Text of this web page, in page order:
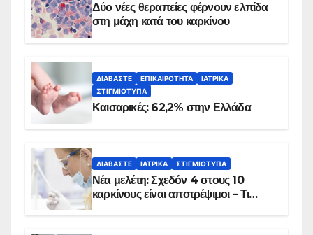
Δύο νέες θεραπείες φέρνουν ελπίδα
στη μάχη κατά του καρκίνου
ΔΙΑΒΆΣΤΕ ΕΠΙΚΑΙΡΌΤΗΤΑ
ΙΑΤΡΙΚΆ
ΣΤΙΓΜΙΌΤΥΠΑ
Καισαρικές: 62,2% στην Ελλάδα
ΔΙΑΒΆΣΤΕ ΙΑΤΡΙΚΆ ΣΤΙΓΜΙΌΤΥΠΑ
Νέα μελέτη: Σχεδόν 4 στους 10
καρκίνους είναι αποτρέψιμοι – Τι